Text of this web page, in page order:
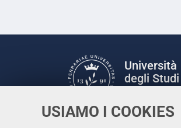
USIAMO I COOKIES
Università
degli Studi